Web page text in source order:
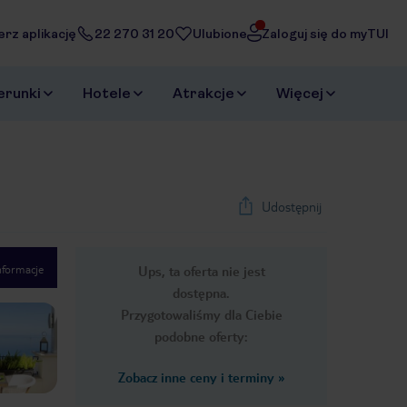
aplikację 22 270 31 20 Ulubione Zaloguj się do myTUI
Hotele Atrakcje Więcej
Udostępnij
Ups, ta oferta nie jest
dostępna.
Przygotowaliśmy dla Ciebie
podobne oferty:
Zobacz inne ceny i terminy »
Next slide
1 /11